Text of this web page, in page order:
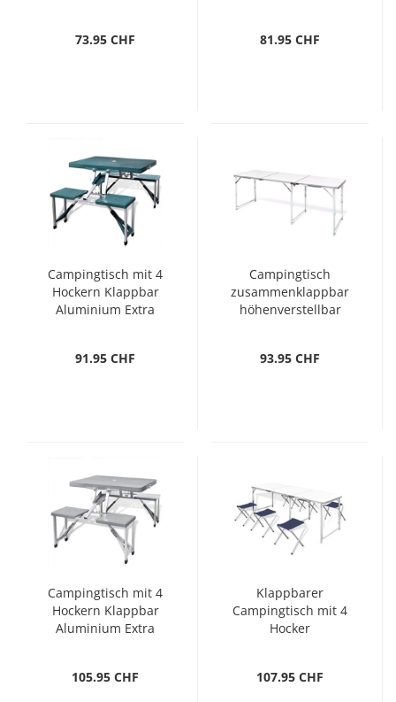
73.95 CHF
81.95 CHF
Campingtisch mit 4
Hockern Klappbar
Aluminium Extra
91.95 CHF
Campingtisch
zusammenklappbar
höhenverstellbar
93.95 CHF
Campingtisch mit 4
Hockern Klappbar
Aluminium Extra
105.95 CHF
Klappbarer
Campingtisch mit 4
Hocker
107.95 CHF